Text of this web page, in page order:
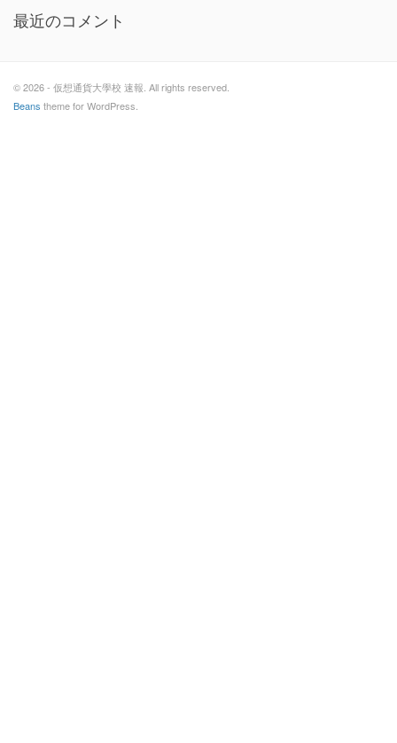
最近のコメント
© 2026 - 仮想通貨大學校 速報. All rights reserved.
Beans theme for WordPress.